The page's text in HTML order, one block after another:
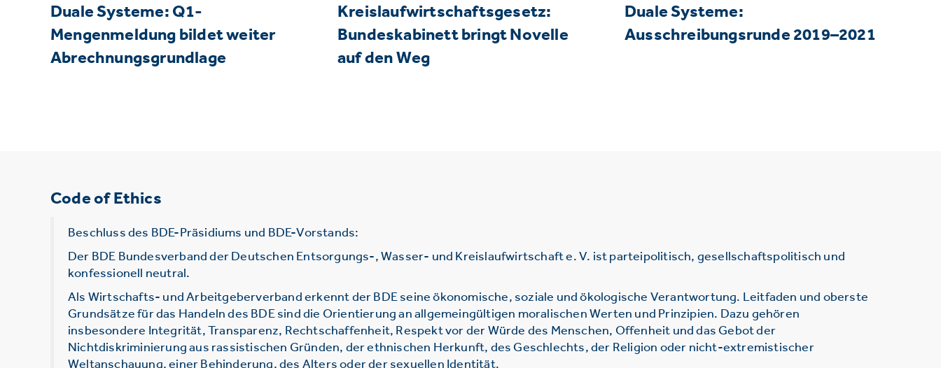
Duale Systeme: Q1-
Mengenmeldung bildet weiter
Abrechnungsgrundlage
Kreislaufwirtschaftsgesetz:
Bundeskabinett bringt Novelle
auf den Weg
Duale Systeme:
Ausschreibungsrunde 2019–2021
Code of Ethics
Beschluss des BDE-Präsidiums und BDE-Vorstands:
Der BDE Bundesverband der Deutschen Entsorgungs-, Wasser- und Kreislaufwirtschaft e. V. ist parteipolitisch, gesellschaftspolitisch und
konfessionell neutral.
Als Wirtschafts- und Arbeitgeberverband erkennt der BDE seine ökonomische, soziale und ökologische Verantwortung. Leitfaden und oberste
Grundsätze für das Handeln des BDE sind die Orientierung an allgemeingültigen moralischen Werten und Prinzipien. Dazu gehören
insbesondere Integrität, Transparenz, Rechtschaffenheit, Respekt vor der Würde des Menschen, Offenheit und das Gebot der
Nichtdiskriminierung aus rassistischen Gründen, der ethnischen Herkunft, des Geschlechts, der Religion oder nicht-extremistischer
Weltanschauung, einer Behinderung, des Alters oder der sexuellen Identität.